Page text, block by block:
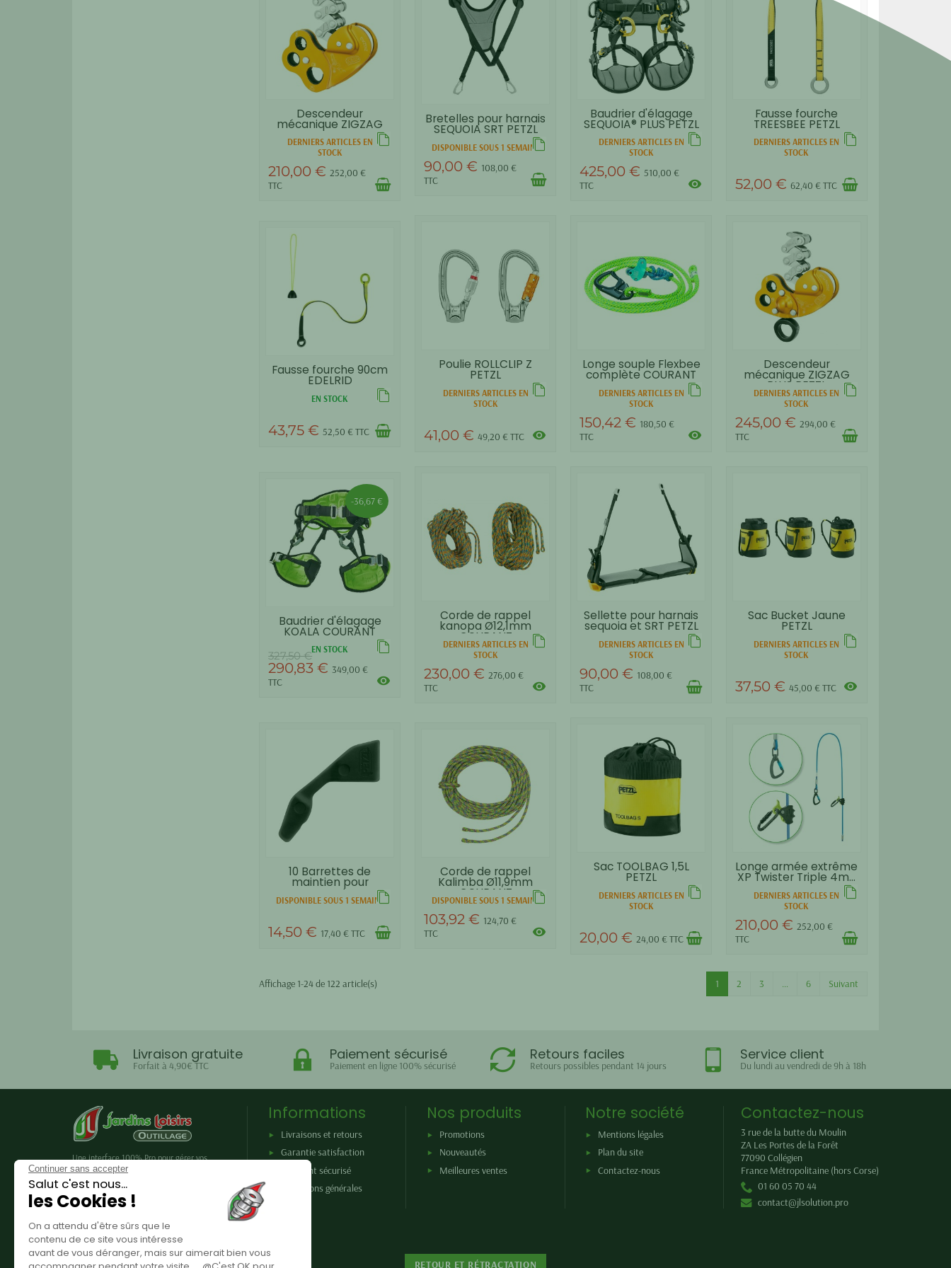
Continuer sans accepter
Salut c'est nous...
les Cookies !
On a attendu d'être sûrs que le
contenu de ce site vous intéresse
avant de vous déranger, mais sur aimerait bien vous
Descendeur
mécanique ZIGZAG
PETZL
DERNIERS ARTICLES EN
STOCK
210,00 €252,00 €
TTC
Bretelles pour harnais
SEQUOIA SRT PETZL
DISPONIBLE SOUS 1 SEMAINE
90,00 € 108,00 €
TTC
Baudrier d'élagage
SEQUOIA® PLUS PETZL
DERNIERS ARTICLES EN
STOCK
425,00 € 510,00 €
TTC
visibility
Fausse fourche
TREESBEE PETZL
DERNIERS ARTICLES EN
STOCK
52,00 € 62,40 € TTC
Fausse fourche 90cm
EDELRID
EN STOCK
43,75 € 52,50 € TTC
Poulie ROLLCLIP Z
PETZL
DERNIERS ARTICLES EN
STOCK
41,00 €49,20 € TTC visibility
Longe souple Flexbee
complète COURANT
DERNIERS ARTICLES EN
STOCK
150,42 € 180,50 €
TTC
visibility
Descendeur
mécanique ZIGZAG
PLUS PETZL
DERNIERS ARTICLES EN
STOCK
245,00 €294,00 €
TTC
-36,67 €
Baudrier d'élagage
KOALA COURANT
EN STOCK
327,50 €
290,83 € 349,00 €
TTC
visibility
Corde de rappel
kanopa Ø12,1mm
COURANT
DERNIERS ARTICLES EN
STOCK
230,00 €276,00 €
TTC
visibility
Sellette pour harnais
sequoia et SRT PETZL
DERNIERS ARTICLES EN
STOCK
90,00 € 108,00 €
TTC
Sac Bucket Jaune
PETZL
DERNIERS ARTICLES EN
STOCK
37,50 €45,00 € TTC visibility
10 Barrettes de
maintien pour
mousqueton...
DISPONIBLE SOUS 1 SEMAINE
14,50 € 17,40 € TTC
Corde de rappel
Kalimba Ø11,9mm
COURANT
DISPONIBLE SOUS 1 SEMAINE
103,92 € 124,70 €
TTC
visibility
Sac TOOLBAG 1,5L
PETZL
DERNIERS ARTICLES EN
STOCK
20,00 € 24,00 € TTC
Longe armée extrême
XP Twister Triple 4m...
DERNIERS ARTICLES EN
STOCK
210,00 € 252,00 €
TTC
Affichage 1-24 de 122 article(s) 1 2 3 6 Suivant
Livraison gratuite
Forfait à 4,90€ TTC
Paiement sécurisé
Paiement en ligne 100% sécurisé
Retours faciles
Retours possibles pendant 14 jours
Service client
Du lundi au vendredi de 9h à 18h
Une interface 100% Pro pour gérer vos
achats en outillage : réalisez vos devis,
achetez en ligne, profitez de tarifs
préférentiels.
Informations
Livraisons et retours
Garantie satisfaction
Paiement sécurisé
Conditions générales
Nos produits
Promotions
Nouveautés
Meilleures ventes
Notre société
Mentions légales
Plan du site
Contactez-nous
Contactez-nous
3 rue de la butte du Moulin
ZA Les Portes de la Forêt
77090 Collégien
France Métropolitaine (hors Corse)
01 60 05 70 44
contact@jlsolution.pro
RETOUR ET RÉTRACTATION